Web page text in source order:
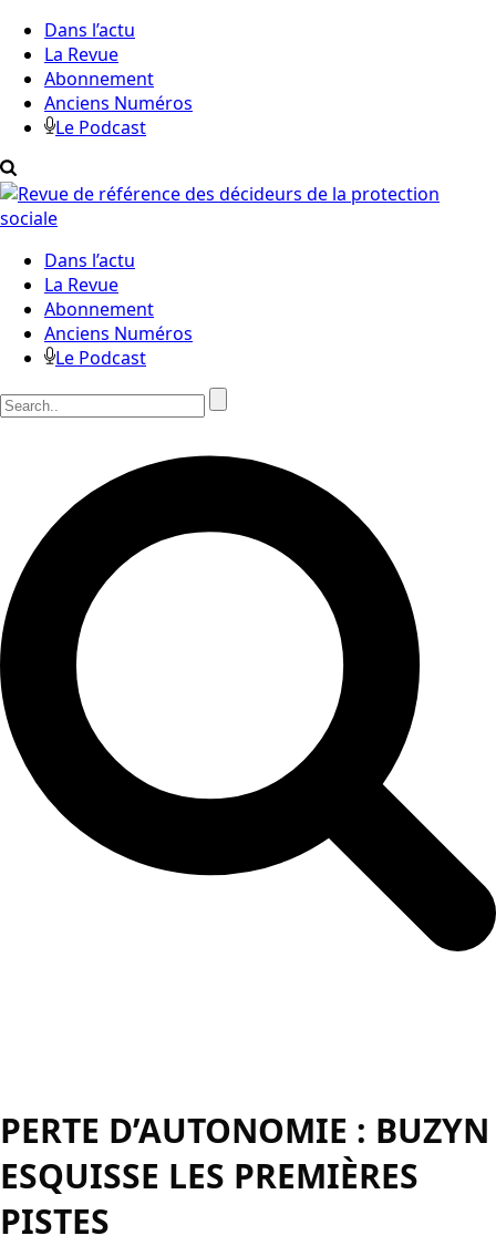
Dans l’actu
La Revue
Abonnement
Anciens Numéros
Le Podcast
Dans l’actu
La Revue
Abonnement
Anciens Numéros
Le Podcast
PERTE D’AUTONOMIE : BUZYN
ESQUISSE LES PREMIÈRES
PISTES